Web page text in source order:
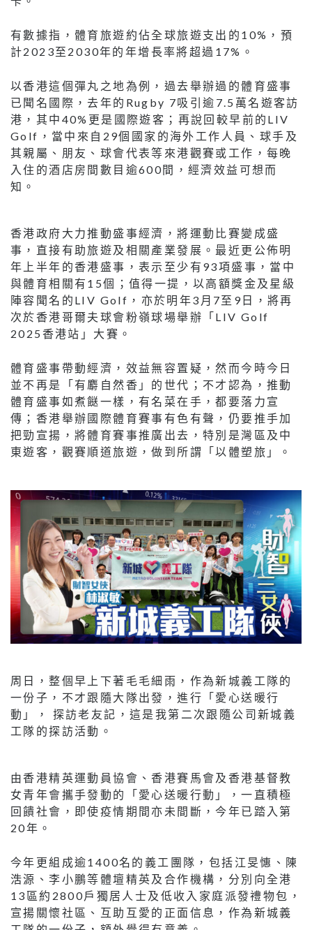
有數據指，體育旅遊約佔全球旅遊支出的10%，預
計2023至2030年的年增長率將超過17%。
以香港這個彈丸之地為例，過去舉辦過的體育盛事
已聞名國際，去年的Rugby 7吸引逾7.5萬名遊客訪
港，其中40%更是國際遊客；再說回較早前的LIV
Golf，當中來自29個國家的海外工作人員、球手及
其親屬、朋友、球會代表等來港觀賽或工作，每晚
入住的酒店房間數目逾600間，經濟效益可想而
知。
香港政府大力推動盛事經濟，將運動比賽變成盛
事，直接有助旅遊及相關產業發展。最近更公佈明
年上半年的香港盛事，表示至少有93項盛事，當中
與體育相關有15個；值得一提，以高額獎金及星級
陣容聞名的LIV Golf，亦於明年3月7至9日，將再
次於香港哥爾夫球會粉嶺球場舉辦「LIV Golf
2025香港站」大賽。
體育盛事帶動經濟，效益無容置疑，然而今時今日
並不再是「有麝自然香」的世代；不才認為，推動
體育盛事如煮餸一樣，有名菜在手，都要落力宣
傳；香港舉辦國際體育賽事有色有聲，仍要推手加
把勁宣揚，將體育賽事推廣出去，特別是灣區及中
東遊客，觀賽順道旅遊，做到所謂「以體塑旅」。
周日，整個早上下著毛毛細雨，作為新城義工隊的
一份子，不才跟隨大隊出發，進行「愛心送暖行
動」， 探訪老友記，這是我第二次跟隨公司新城義
工隊的探訪活動。
由香港精英運動員協會、香港賽馬會及香港基督教
女青年會攜手發動的「愛心送暖行動」，一直積極
回饋社會，即使疫情期間亦未間斷，今年已踏入第
20年。
今年更組成逾1400名的義工團隊，包括江旻憓、陳
浩源、李小鵬等體壇精英及合作機構，分別向全港
13區約2800戶獨居人士及低收入家庭派發禮物包，
宣揚關懷社區、互助互愛的正面信息，作為新城義